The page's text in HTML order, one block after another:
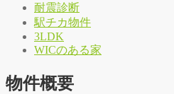
耐震診断
駅チカ物件
3LDK
WICのある家
物件概要